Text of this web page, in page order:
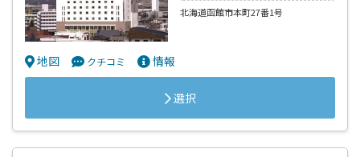
北海道函館市本町27番1号
地図 クチコミ 情報
選択